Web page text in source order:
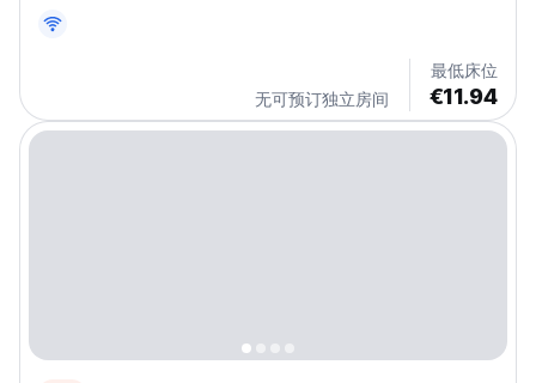
无可预订独立房间
最低床位
€11.94